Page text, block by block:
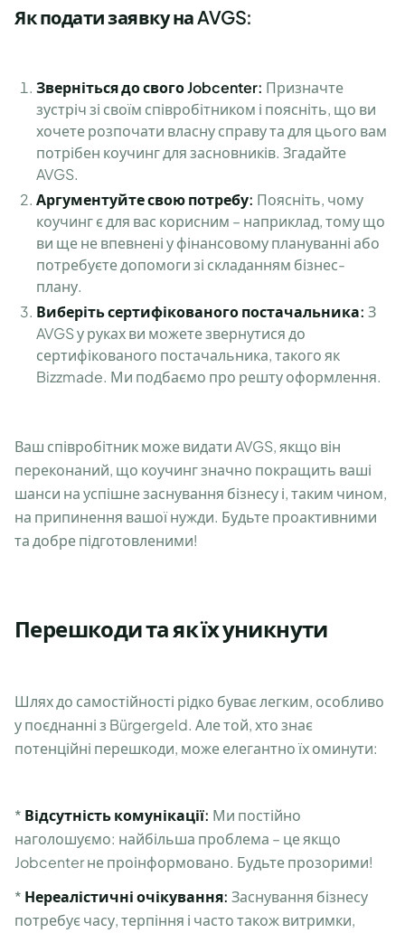
Як подати заявку на AVGS:
Зверніться до свого Jobcenter: Призначте
зустріч зі своїм співробітником і поясніть, що ви
хочете розпочати власну справу та для цього вам
потрібен коучинг для засновників. Згадайте
AVGS.
Аргументуйте свою потребу: Поясніть, чому
коучинг є для вас корисним – наприклад, тому що
ви ще не впевнені у фінансовому плануванні або
потребуєте допомоги зі складанням бізнес-
плану.
Виберіть сертифікованого постачальника: З
AVGS у руках ви можете звернутися до
сертифікованого постачальника, такого як
Bizzmade. Ми подбаємо про решту оформлення.
Ваш співробітник може видати AVGS, якщо він
переконаний, що коучинг значно покращить ваші
шанси на успішне заснування бізнесу і, таким чином,
на припинення вашої нужди. Будьте проактивними
та добре підготовленими!
Перешкоди та як їх уникнути
Шлях до самостійності рідко буває легким, особливо
у поєднанні з Bürgergeld. Але той, хто знає
потенційні перешкоди, може елегантно їх оминути:
* Відсутність комунікації: Ми постійно
наголошуємо: найбільша проблема – це якщо
Jobcenter не проінформовано. Будьте прозорими!
* Нереалістичні очікування: Заснування бізнесу
потребує часу, терпіння і часто також витримки,